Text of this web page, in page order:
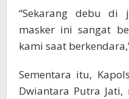
“Sekarang debu di
masker ini sangat
kami saat
Sementara itu,
Dwiantara Putra